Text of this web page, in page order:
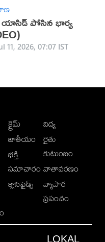
యాసిడ్ పోసిన భార్య
11, 2026, 07:07 IST
క్రైమ్
జాతీయం
భక్తి
సమాచారం
క్లాసిఫైడ్స్
విద్య
రైతు
కుటుంబం
వాతావరణం
వ్యాపార
ప్రపంచం
LOKAL